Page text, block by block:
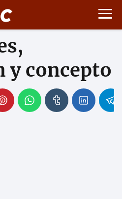
y concepto